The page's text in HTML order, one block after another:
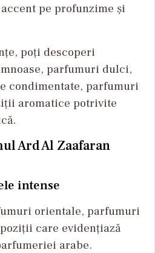
pe profunzime și
poți descoperi
parfumuri dulci,
condimentate, parfumuri
aromatice potrivite
Ard Al Zaafaran
intense
orientale, parfumuri
care evidențiază
arabe.